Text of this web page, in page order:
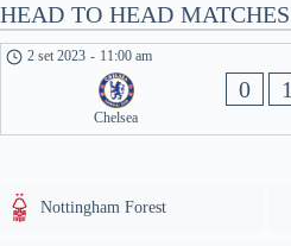
HEAD TO HEAD MATCHES
2 set 2023 - 11:00 am
Chelsea
0 1
Nottingham Forest